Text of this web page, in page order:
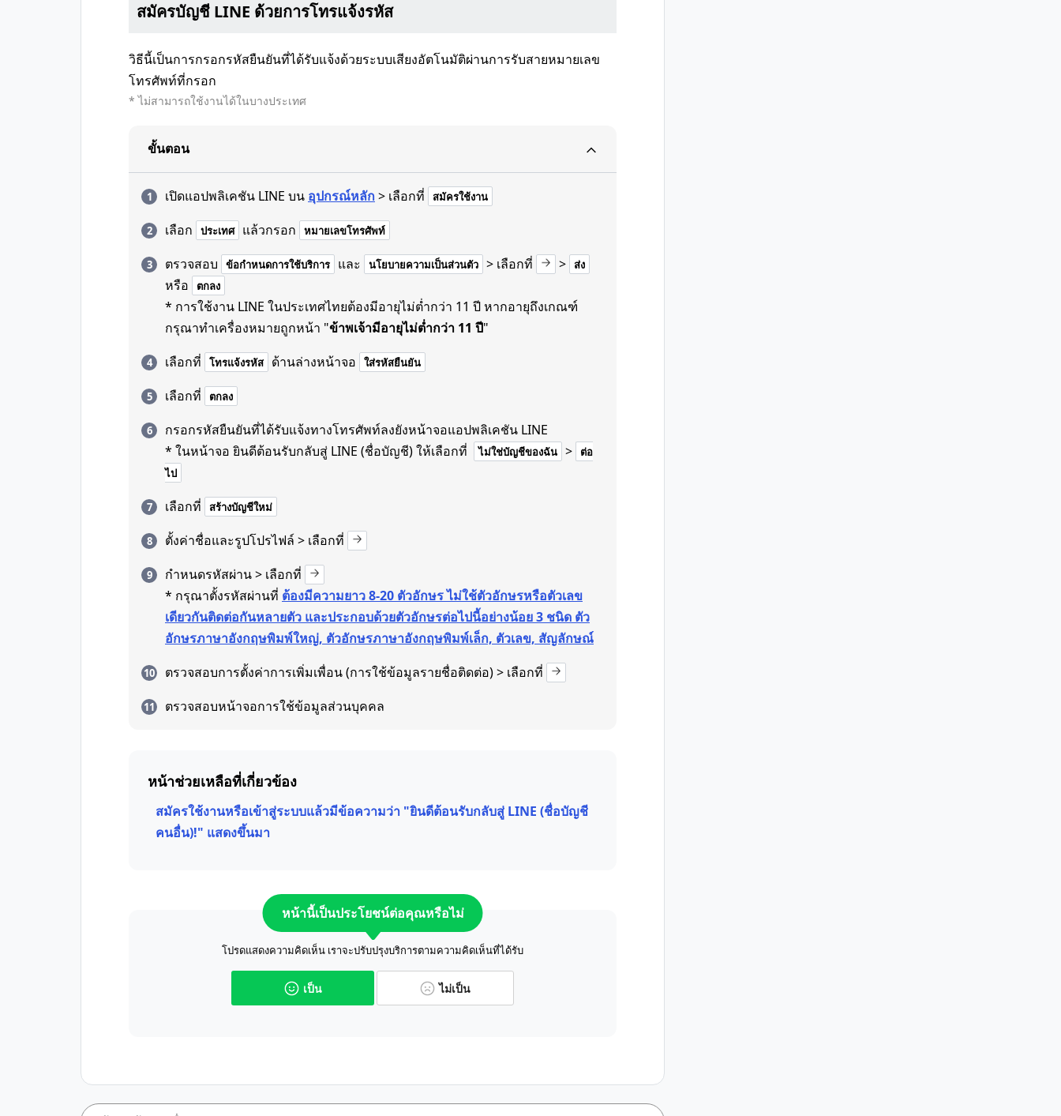
สมัครบัญชี LINE ด้วยการโทรแจ้งรหัส
วิธีนี้เป็นการกรอกรหัสยืนยันที่ได้รับแจ้งด้วยระบบเสียงอัตโนมัติผ่านการรับสายหมายเลข
โทรศัพท์ที่กรอก
* ไม่สามารถใช้งานได้ในบางประเทศ
ขั้นตอน
เปิดแอปพลิเคชัน LINE บน อุปกรณ์หลัก > เลือกที่ สมัครใช้งาน
เลือก ประเทศ แล้วกรอก หมายเลขโทรศัพท์
ตรวจสอบ ข้อกำหนดการใช้บริการ และ นโยบายความเป็นส่วนตัว > เลือกที่ > ส่ง
หรือ ตกลง
* การใช้งาน LINE ในประเทศไทยต้องมีอายุไม่ต่ำกว่า 11 ปี หากอายุถึงเกณฑ์
กรุณาทำเครื่องหมายถูกหน้า "ข้าพเจ้ามีอายุไม่ต่ำกว่า 11 ปี"
เลือกที่
โทรแจ้งรหัส ด้านล่างหน้าจอ ใส่รหัสยืนยัน
เลือกที่ ตกลง
กรอกรหัสยืนยันที่ได้รับแจ้งทางโทรศัพท์ลงยังหน้าจอแอปพลิเคชัน LINE
* ในหน้าจอ ยินดีต้อนรับกลับสู่ LINE (ชื่อบัญชี) ให้เลือกที่
ไม่ใช่บัญชีของฉัน >
ต่อ
ไป
เลือกที่ สร้างบัญชีใหม่
ตั้งค่าชื่อและรูปโปรไฟล์ > เลือกที่
กำหนดรหัสผ่าน > เลือกที่
* กรุณาตั้งรหัสผ่านที่ ต้องมีความยาว 8-20 ตัวอักษร ไม่ใช้ตัวอักษรหรือตัวเลข
เดียวกันติดต่อกันหลายตัว และประกอบด้วยตัวอักษรต่อไปนี้อย่างน้อย 3 ชนิด ตัว
อักษรภาษาอังกฤษพิมพ์ใหญ่, ตัวอักษรภาษาอังกฤษพิมพ์เล็ก, ตัวเลข, สัญลักษณ์
ตรวจสอบการตั้งค่าการเพิ่มเพื่อน (การใช้ข้อมูลรายชื่อติดต่อ) > เลือกที่
ตรวจสอบหน้าจอการใช้ข้อมูลส่วนบุคคล
หน้าช่วยเหลือที่เกี่ยวข้อง
สมัครใช้งานหรือเข้าสู่ระบบแล้วมีข้อความว่า "ยินดีต้อนรับกลับสู่ LINE (ชื่อบัญชี
คนอื่น)!" แสดงขึ้นมา
หน้านี้เป็นประโยชน์ต่อคุณหรือไม่
โปรดแสดงความคิดเห็น เราจะปรับปรุงบริการตามความคิดเห็นที่ได้รับ
เป็น ไม่เป็น